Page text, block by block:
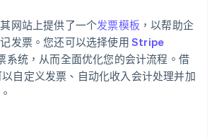
网站上提供了一个发票模板 ，以帮助企
发票。您还可以选择使用 Stripe
系统，从而全面优化您的会计流程。借
自定义发票、自动化收入会计处理并加